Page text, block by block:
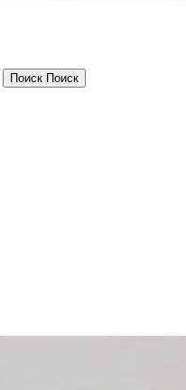
Поиск Поиск